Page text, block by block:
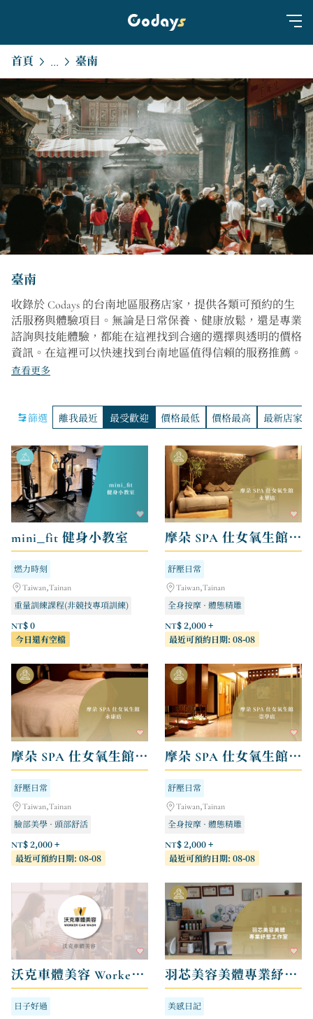
首頁 ... 臺南
臺南
收錄於 Codays 的台南地區服務店家，提供各類可預約的生
活服務與體驗項目。無論是日常保養、健康放鬆，還是專業
諮詢與技能體驗，都能在這裡找到合適的選擇與透明的價格
資訊。在這裡可以快速找到台南地區值得信賴的服務推薦。
查看更多
篩選 離我最近 最受歡迎 價格最低 價格最高 最新店家
mini_fit 健身小教室
燃力時刻
Taiwan,Tainan
重量訓練課程(非競技專項訓練)
NT$ 0
今日還有空檔
摩朵 SPA 仕女氧生館 - 永華店
舒壓日常
Taiwan,Tainan
全身按摩 · 體態精雕
臉部美學 · 頭部舒活
NT$ 2,000 +
最近可預約日期: 08-08
摩朵 SPA 仕女氧生館 - 永康店
舒壓日常
Taiwan,Tainan
臉部美學 · 頭部舒活
全身按摩 · 體態精雕
NT$ 2,000 +
最近可預約日期: 08-08
摩朵 SPA 仕女氧生館 - 崇學店
舒壓日常
Taiwan,Tainan
全身按摩 · 體態精雕
臉部美學 · 頭部舒活
NT$ 2,000 +
最近可預約日期: 08-08
沃克車體美容 Worker Car Wash
日子好過
羽芯美容美體專業紓壓工作室
美感日記